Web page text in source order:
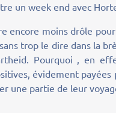
un week end avec
encore moins drôle
trop le dire dans la
Pourquoi , en
évidement payées
une partie de leur